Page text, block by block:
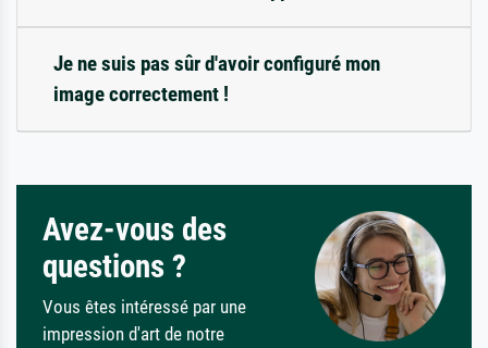
Je ne suis pas sûr d'avoir configuré mon
image correctement !
Avez-vous des
questions ?
Vous êtes intéressé par une
impression d'art de notre